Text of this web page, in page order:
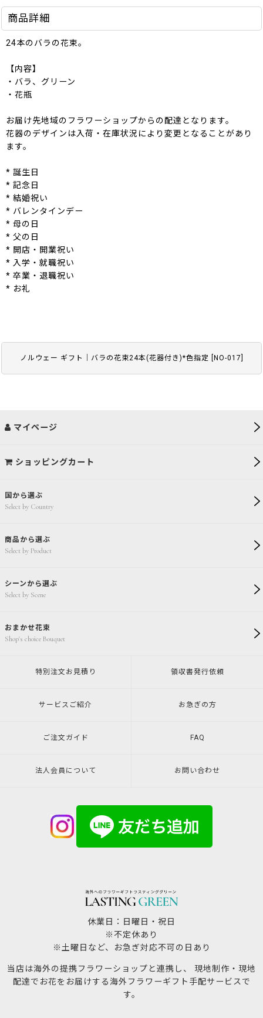
ノルウェー ギフト｜バラの花束24本(花器付き)*色指定 NO-017
商品詳細
24本のバラの花束。
【内容】
・バラ、グリーン
・花瓶
お届け先地域のフラワーショップからの配達となります。
花器のデザインは入荷・在庫状況により変更となることがあり
ます。
* 誕生日
* 記念日
* 結婚祝い
* バレンタインデー
* 母の日
* 父の日
* 開店・開業祝い
* 入学・就職祝い
* 卒業・退職祝い
* お礼
国から選ぶ
Select by Country
商品から選ぶ
Select by Product
シーンから選ぶ
Select by Scene
おまかせ花束
Shop's choice Bouquet
マイページ
ショッピングカート
特別注文 お見積り 領収書発行依頼
サービスご紹介 お急ぎの方
ご注文ガイド FAQ
法人会員について お問い合わせ
休業日：日曜日・祝日
※不定休あり
※土曜日など、お急ぎ対応不可の日あり
当店は海外の提携フラワーショップと連携し、 現地制作・現地
配達でお花をお届けする海外フラワーギフト手配サービスで
す。